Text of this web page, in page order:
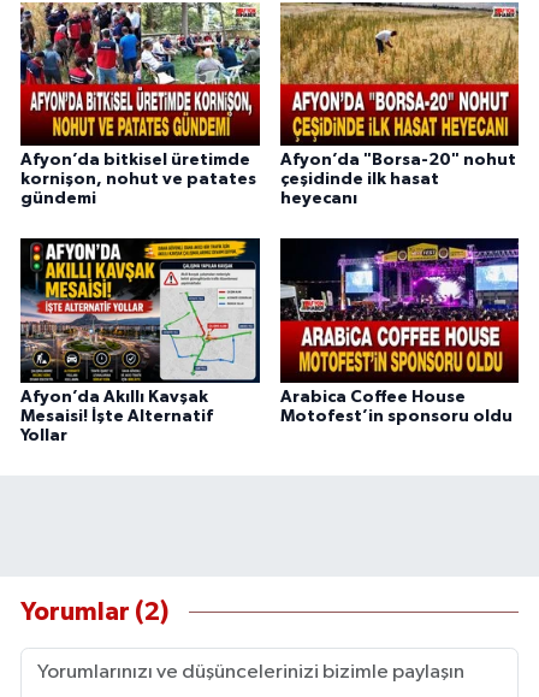
Afyon’da bitkisel üretimde
kornişon, nohut ve patates
gündemi
Afyon’da "Borsa-20" nohut
çeşidinde ilk hasat
heyecanı
Afyon’da Akıllı Kavşak
Mesaisi! İşte Alternatif
Yollar
Arabica Coffee House
Motofest’in sponsoru oldu
Yorumlar (2)